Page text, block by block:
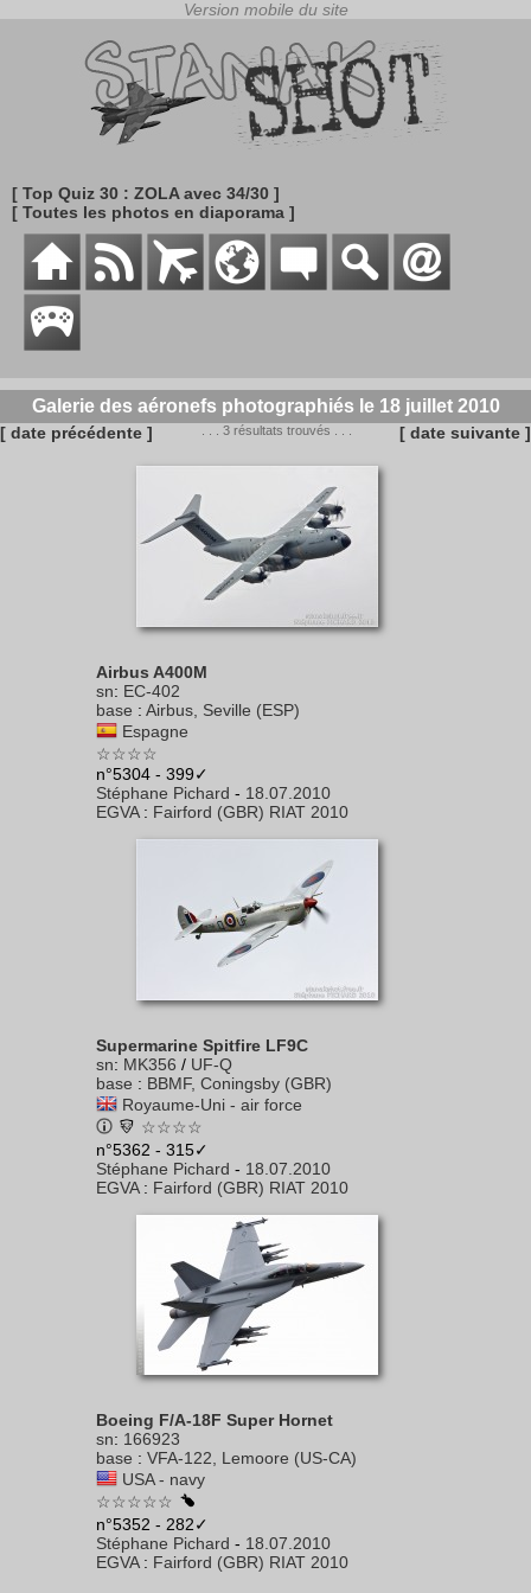
[ Top Quiz 30 : ZOLA avec 34/30 ]
[ Toutes les photos en diaporama ]
Galerie des aéronefs photographiés le 18 juillet 2010
[ date précédente ] . . . 3 résultats trouvés . . . [ date suivante ]
Airbus A400M
sn: EC-402
base : Airbus, Seville (ESP)
Espagne
☆☆☆☆
n°5304 - 399✓
Stéphane Pichard - 18.07.2010
EGVA: Fairford (GBR) RIAT 2010
Supermarine Spitfire LF9C
sn: MK356 / UF-Q
base : BBMF, Coningsby (GBR)
Royaume-Uni - air force
☆☆☆☆
n°5362 - 315✓
Stéphane Pichard - 18.07.2010
EGVA: Fairford (GBR) RIAT 2010
Boeing F/A-18F Super Hornet
sn: 166923
base : VFA-122, Lemoore (US-CA)
USA - navy
☆☆☆☆☆
n°5352 - 282✓
Stéphane Pichard - 18.07.2010
EGVA: Fairford (GBR) RIAT 2010